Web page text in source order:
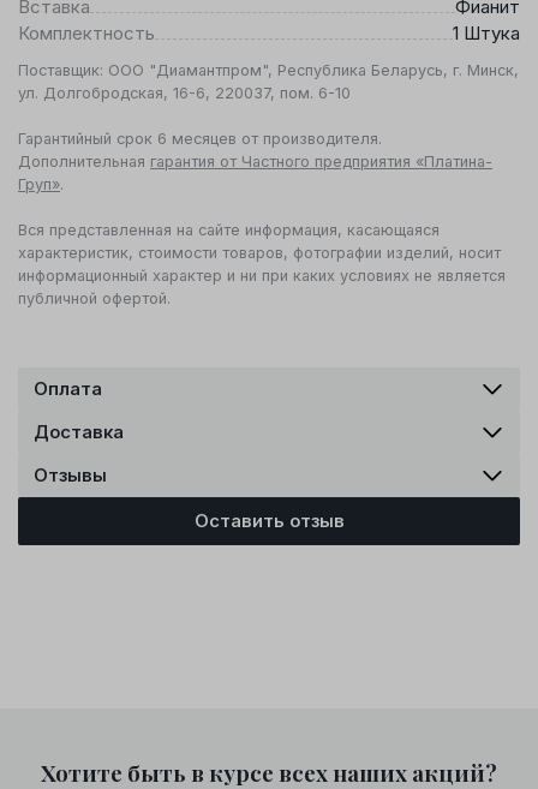
Вставка
Фианит
Комплектность
1 Штука
Поставщик: ООО "Диамантпром", Республика Беларусь, г. Минск,
ул. Долгобродская, 16-6, 220037, пом. 6-10
Гарантийный срок 6 месяцев от производителя.
Дополнительная гарантия от Частного предприятия «Платина-
Груп».
Вся представленная на сайте информация, касающаяся
характеристик, стоимости товаров, фотографии изделий, носит
информационный характер и ни при каких условиях не является
публичной офертой.
Оплата
Доставка
Отзывы
Оставить отзыв
Хотите быть в курсе всех наших акций?